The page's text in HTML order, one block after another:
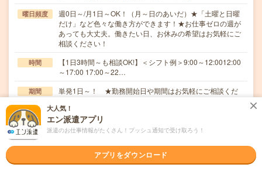
曜日頻度
週0日～/月1日～OK！（月～日のあいだ）★「土曜と日曜
だけ」など色々な働き方ができます！★お仕事ゼロの週が
あっても大丈夫。働きたい日、お休みの希望はお気軽にご
相談ください！
時間
【1日3時間～も相談OK!】＜シフト例＞9:00～12:0012:00
～17:00 17:00～22…
期間
単発1日～！ ★勤務開始日や期間はお気軽にご相談くだ
時給 時給1,200円～1,625円
交通費
■ 交通費規定内支給 ※派遣先による
＼DMの仕分け／＜とってもシンプルなので未経験でも安
大人気！
エン派遣アプリ
派遣のお仕事情報がたくさん！プッシュ通知で受け取ろう！
アプリをダウンロード